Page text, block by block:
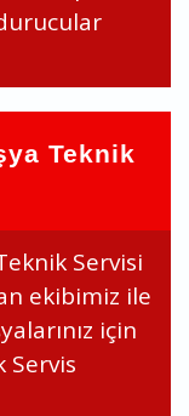
Teknik
Servisi
ekibimiz ile
için
Servis